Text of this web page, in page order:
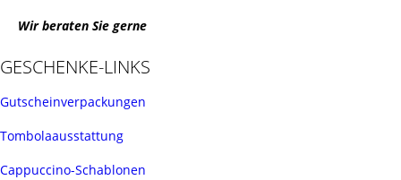
Wir beraten Sie gerne
GESCHENKE-LINKS
Gutscheinverpackungen
Tombolaausstattung
Cappuccino-Schablonen